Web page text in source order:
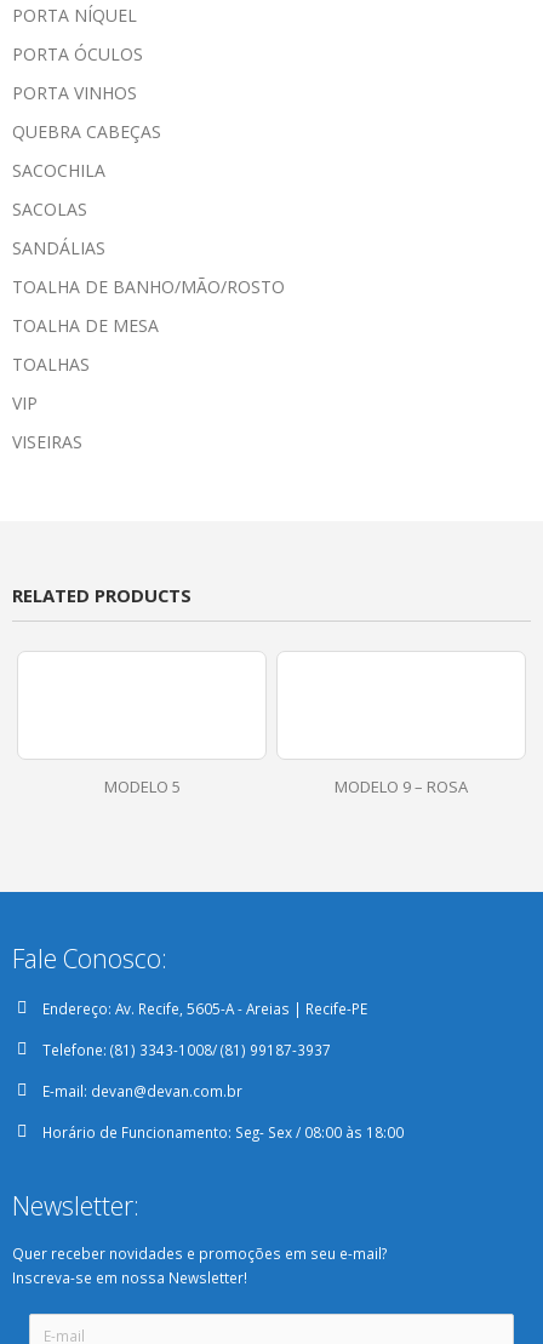
PORTA NÍQUEL
PORTA ÓCULOS
PORTA VINHOS
QUEBRA CABEÇAS
SACOCHILA
SACOLAS
SANDÁLIAS
TOALHA DE BANHO/MÃO/ROSTO
TOALHA DE MESA
TOALHAS
VIP
VISEIRAS
RELATED PRODUCTS
MODELO 5 MODELO 9 – ROSA
Fale Conosco:
Endereço: Av. Recife, 5605-A - Areias | Recife-PE
Telefone: (81) 3343-1008/ (81) 99187-3937
E-mail: devan@devan.com.br
Horário de Funcionamento: Seg- Sex / 08:00 às 18:00
Newsletter:
Quer receber novidades e promoções em seu e-mail?
Inscreva-se em nossa Newsletter!